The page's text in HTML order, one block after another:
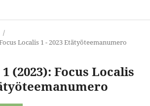
/
Localis 1 - 2023 Etätyöteemanumero
(2023): Focus Localis